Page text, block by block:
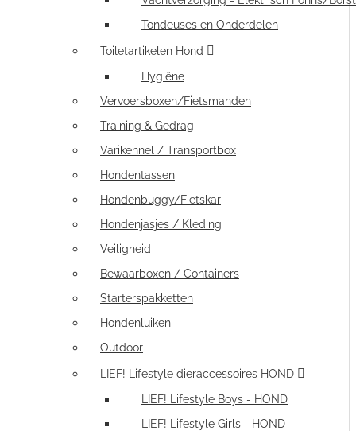
Tondeuses en Onderdelen
Toiletartikelen Hond
Hygiëne
Vervoersboxen/Fietsmanden
Training & Gedrag
Varikennel / Transportbox
Hondentassen
Hondenbuggy/Fietskar
Hondenjasjes / Kleding
Veiligheid
Bewaarboxen / Containers
Starterspakketten
Hondenluiken
Outdoor
LIEF! Lifestyle dieraccessoires HOND
LIEF! Lifestyle Boys - HOND
LIEF! Lifestyle Girls - HOND